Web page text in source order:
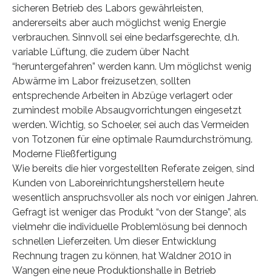
sicheren Betrieb des Labors gewährleisten,
andererseits aber auch möglichst wenig Energie
verbrauchen. Sinnvoll sei eine bedarfsgerechte, d.h.
variable Lüftung, die zudem über Nacht
“heruntergefahren” werden kann. Um möglichst wenig
Abwärme im Labor freizusetzen, sollten
entsprechende Arbeiten in Abzüge verlagert oder
zumindest mobile Absaugvorrichtungen eingesetzt
werden. Wichtig, so Schoeler, sei auch das Vermeiden
von Totzonen für eine optimale Raumdurchströmung.
Moderne Fließfertigung
Wie bereits die hier vorgestellten Referate zeigen, sind
Kunden von Laboreinrichtungsherstellern heute
wesentlich anspruchsvoller als noch vor einigen Jahren.
Gefragt ist weniger das Produkt “von der Stange”, als
vielmehr die individuelle Problemlösung bei dennoch
schnellen Lieferzeiten. Um dieser Entwicklung
Rechnung tragen zu können, hat Waldner 2010 in
Wangen eine neue Produktionshalle in Betrieb